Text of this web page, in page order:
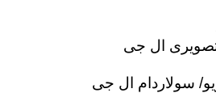
ال جی
سولاردام ال جی